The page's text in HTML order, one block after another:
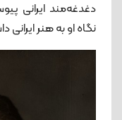
دغدغه‌مند ایرانی
نگاه او به هنر ایرانی